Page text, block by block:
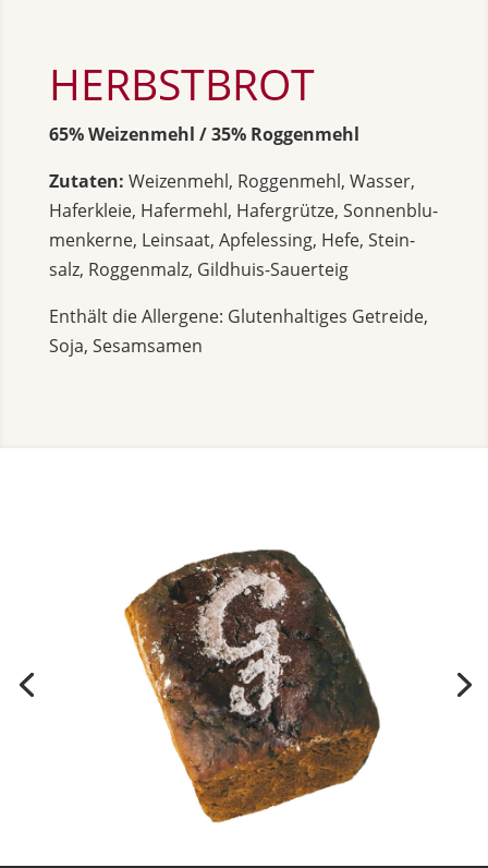
HERBST­BROT
65% Wei­zen­mehl / 35% Rog­gen­mehl
Zu­ta­ten: Wei­zen­mehl, Rog­gen­mehl, Was­ser,
Ha­fer­kleie, Ha­fer­mehl, Ha­fer­grüt­ze, Son­nen­blu­
men­ker­ne, Lein­saat, Ap­fel­essing, Hefe, Stein­
salz, Rog­gen­malz, Gild­hu­is-Sau­er­teig
Ent­hält die All­er­ge­ne: Glu­ten­hal­ti­ges Ge­trei­de,
Soja, Se­sam­sa­men